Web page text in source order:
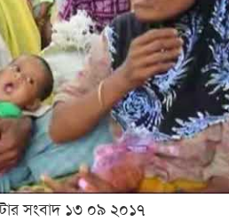
সংবাদ ১৩ ০৯ ২০১৭